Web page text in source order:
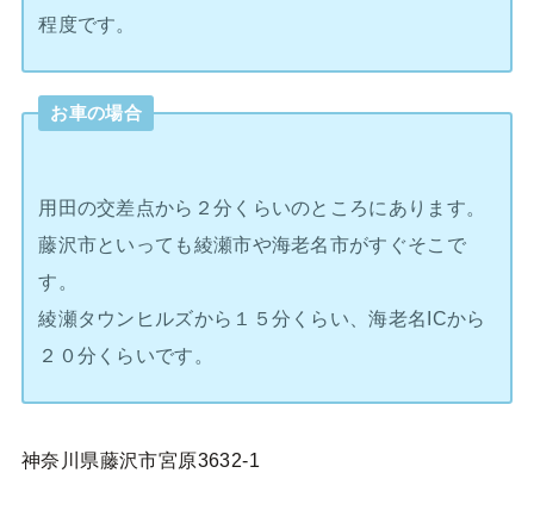
程度です。
お車の場合
用田の交差点から２分くらいのところにあります。
藤沢市といっても綾瀬市や海老名市がすぐそこで
す。
綾瀬タウンヒルズから１５分くらい、海老名ICから
２０分くらいです。
神奈川県藤沢市宮原3632-1